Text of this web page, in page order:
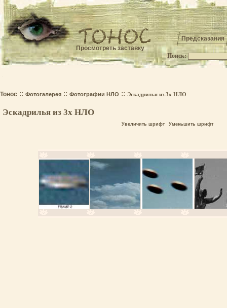
Предсказания
Поиск:
Тонос :: Фотогалерея :: Фотографии НЛО :: Эскадрилья из 3х НЛО
Эскадрилья из 3х НЛО
Увеличить шрифт Уменьшить шрифт
Просмотреть заставку